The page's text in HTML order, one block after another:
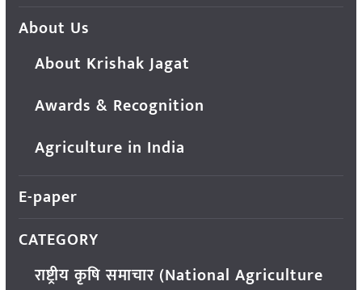
About Us
About Krishak Jagat
Awards & Recognition
Agriculture in India
E-paper
CATEGORY
राष्ट्रीय कृषि समाचार (National Agriculture